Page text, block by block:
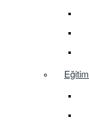
Eğitim